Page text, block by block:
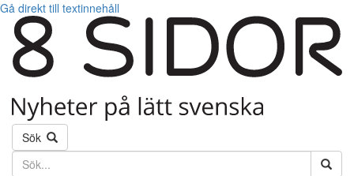
Gå direkt till textinnehåll
Sök
Söktext